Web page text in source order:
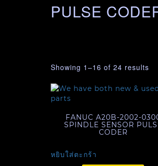
PULSE
Showing 1–16 of 24 results
FANUC A20B-2002-
SPINDLE SENSOR
CODER
หยิบใส่ตะกร้า